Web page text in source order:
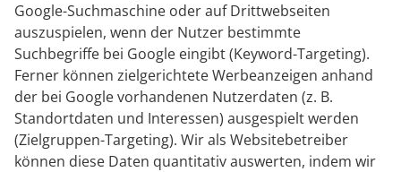
Google-Suchmaschine oder auf Drittwebseiten
auszuspielen, wenn der Nutzer bestimmte
Suchbegriffe bei Google eingibt (Keyword-Targeting).
Ferner können zielgerichtete Werbeanzeigen anhand
der bei Google vorhandenen Nutzerdaten (z. B.
Standortdaten und Interessen) ausgespielt werden
(Zielgruppen-Targeting). Wir als Websitebetreiber
können diese Daten quantitativ auswerten, indem wir